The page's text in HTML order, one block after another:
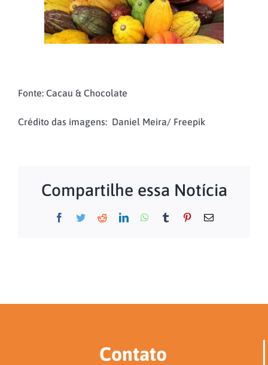
Fonte: Cacau & Chocolate
Crédito das imagens: Daniel Meira/ Freepik
Compartilhe essa Notícia
Facebook
TwitterRedditLinkedInWhatsApp
Tumblr Pinterest
E-
Contato